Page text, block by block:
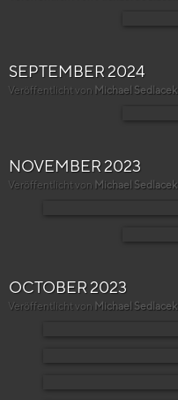
SEPTEMBER 2024
Veröffentlicht von Michael Sedlacek
NOVEMBER 2023
Veröffentlicht von Michael Sedlacek
OCTOBER 2023
Veröffentlicht von Michael Sedlacek